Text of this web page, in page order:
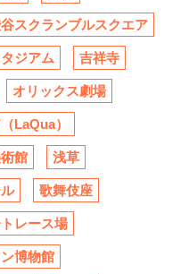
スクランブルスクエア
ジアム 吉祥寺
オリックス劇場
LaQua）
館 浅草
歌舞伎座
レース場
博物館